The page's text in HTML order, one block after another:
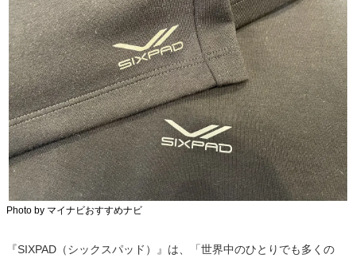
Photo by マイナビおすすめナビ
『SIXPAD（シックスパッド）』は、「世界中のひとりでも多くの